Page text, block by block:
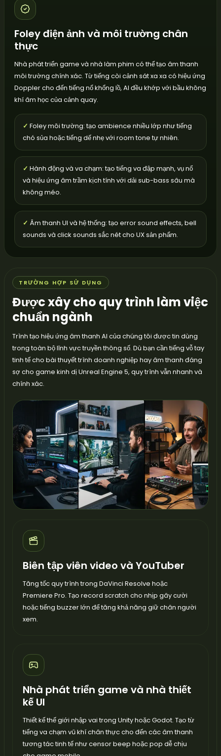
Foley điện ảnh và môi trường chân
thực
Nhà phát triển game và nhà làm phim có thể tạo âm thanh
môi trường chính xác. Từ tiếng còi cảnh sát xa xa có hiệu ứng
Doppler cho đến tiếng nổ khổng lồ, AI đều khớp với bầu không
khí âm học của cảnh quay.
✓ Foley môi trường: tạo ambience nhiều lớp như tiếng
chó sủa hoặc tiếng dế nhẹ với room tone tự nhiên.
✓ Hành động và va chạm: tạo tiếng va đập mạnh, vụ nổ
và hiệu ứng âm trầm kịch tính với dải sub-bass sâu mà
không méo.
✓ Âm thanh UI và hệ thống: tạo error sound effects, bell
sounds và click sounds sắc nét cho UX sản phẩm.
TRƯỜNG HỢP SỬ DỤNG
Được xây cho quy trình làm việc
chuẩn ngành
Trình tạo hiệu ứng âm thanh AI của chúng tôi được tin dùng
trong toàn bộ lĩnh vực truyền thông số. Dù bạn cần tiếng vỗ tay
tinh tế cho bài thuyết trình doanh nghiệp hay âm thanh đáng
sợ cho game kinh dị Unreal Engine 5, quy trình vẫn nhanh và
chính xác.
Biên tập viên video và YouTuber
Tăng tốc quy trình trong DaVinci Resolve hoặc
Premiere Pro. Tạo record scratch cho nhịp gây cười
hoặc tiếng buzzer lớn để tăng khả năng giữ chân người
xem.
Nhà phát triển game và nhà thiết
kế UI
Thiết kế thế giới nhập vai trong Unity hoặc Godot. Tạo từ
tiếng va chạm vũ khí chân thực cho đến các âm thanh
tương tác tinh tế như censor beep hoặc pop dễ chịu